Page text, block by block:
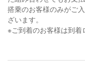
搭乗のお客様のみがご
ざいます。
※ご到着のお客様は到